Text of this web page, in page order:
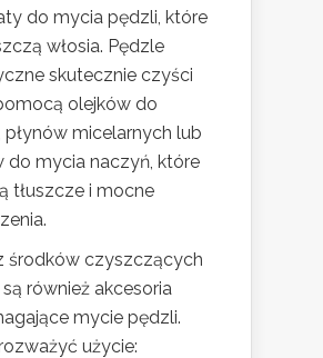
do mycia pędzli, które
włosia. Pędzle
skutecznie czyści
olejków do
płynów micelarnych lub
do mycia naczyń, które
tłuszcze i mocne
środków czyszczących
również akcesoria
mycie pędzli.
użycie: